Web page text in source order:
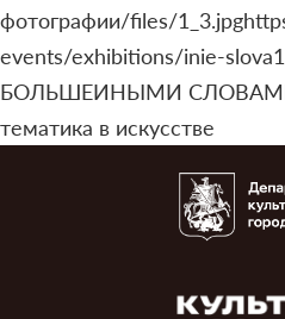
фотографии/files/
events/exhibitions/inie-
БОЛЬШЕИНЫМИ
тематика в искусстве